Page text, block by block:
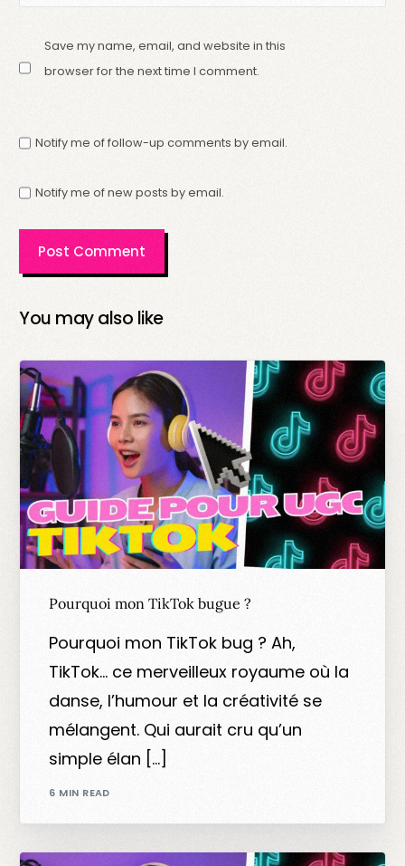
Save my name, email, and website in this
browser for the next time I comment.
Notify me of follow-up comments by email.
Notify me of new posts by email.
You may also like
Pourquoi mon TikTok bugue ?
Pourquoi mon TikTok bug ? Ah,
TikTok… ce merveilleux royaume où la
danse, l’humour et la créativité se
mélangent. Qui aurait cru qu’un
simple élan […]
6 MIN READ